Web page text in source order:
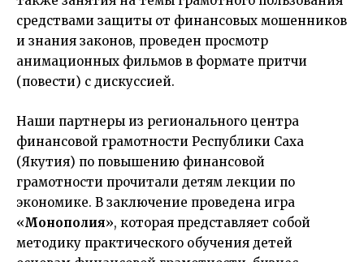
средствами защиты от финансовых мошенников
и знания законов, проведен просмотр
анимационных фильмов в формате притчи
(повести) с дискуссией.
Наши партнеры из регионального центра
финансовой грамотности Республики Саха
(Якутия) по повышению финансовой
грамотности прочитали детям лекции по
экономике. В заключение проведена игра
«Монополия», которая представляет собой
методику практического обучения детей